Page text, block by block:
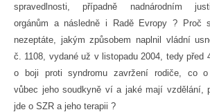
spravedlnosti, případně nadnárodním
orgánům a následně i Radě Evropy ? Proč
nezeptáte, jakým způsobem naplnil vládní
č. 1108, vydané už v listopadu 2004, tedy před
o boji proti syndromu zavržení rodiče, co o
vůbec jeho soudkyně ví a jaké mají vzdělání,
jde o SZR a jeho terapii ?